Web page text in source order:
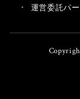
運営委託パ